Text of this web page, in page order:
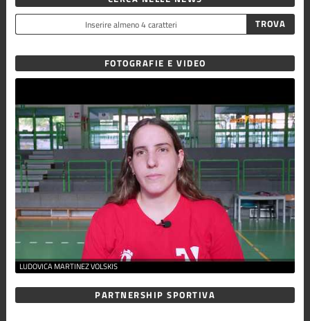
FOTOGRAFIE E VIDEO
LUDOVICA MARTINEZ VOLSKIS
PARTNERSHIP SPORTIVA